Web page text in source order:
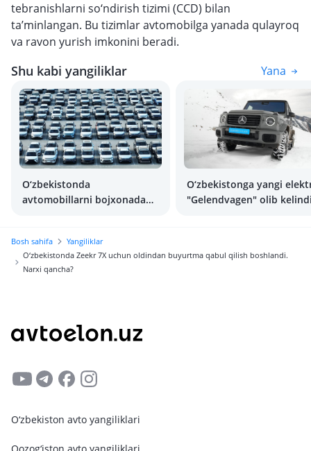
tebranishlarni so‘ndirish tizimi (CCD) bilan
ta’minlangan. Bu tizimlar avtomobilga yanada qulayroq
va ravon yurish imkonini beradi.
Shu kabi yangiliklar Yana
O‘zbekistonda
avtomobillarni bojxonadan
O‘zbekistonga yangi
"Gelendvagen" olib
Bosh sahifa
Yangiliklar
O‘zbekistonda Zeekr 7X uchun oldindan buyurtma qabul qilish boshlandi.
Narxi qancha?
O‘zbekiston avto yangiliklari